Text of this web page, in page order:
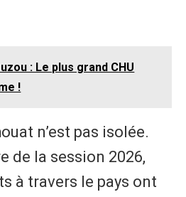
: Le plus grand CHU
!
n’est pas isolée.
de la session 2026,
à travers le pays ont